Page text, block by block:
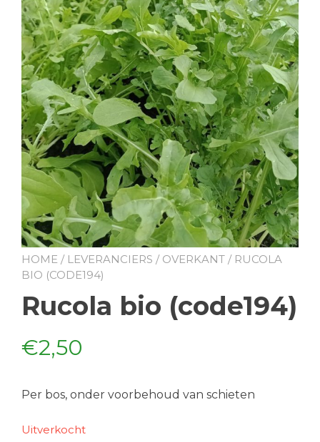
HOME / LEVERANCIERS / OVERKANT / RUCOLA
BIO (CODE194)
Rucola bio (code194)
€2,50
Per bos, onder voorbehoud van schieten
Uitverkocht